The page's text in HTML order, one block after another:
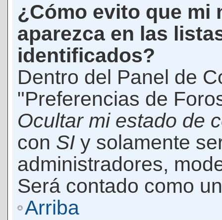
¿Cómo evito que mi
aparezca en las
identificados?
Dentro del Panel de
"Preferencias de
Ocultar mi estado de
con SI y solamente
administradores,
Será contado como
Arriba